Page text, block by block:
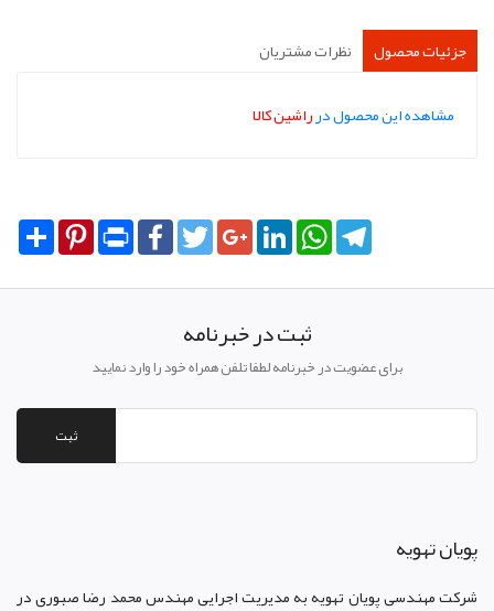
جزئیات محصول نظرات مشتریان
مشاهده این محصول درراشین کالا
Share PinterestPrint FacebookTwitterGoogle+LinkedInWhatsApp
ثبت در خبرنامه
برای عضویت در خبرنامه لطفا تلفن همراه خود را وارد نمایید
ثبت
پويان تهويه
شرکت مهندسی پویان تهویهبه مدیریت اجرایی مهندس محمد رضا صبوری در